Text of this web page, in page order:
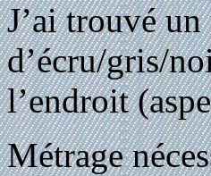
J’ai trouvé un
d’écru/gris/
l’endroit
Métrage